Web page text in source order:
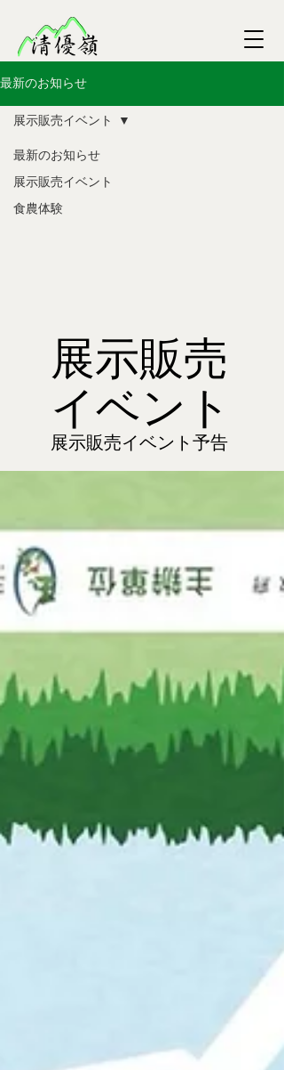
最新のお知らせ
最新のお知らせ
展示販売イベント
食農体験
展示販売イベント
展示販売
イベント
展示販売イベント予告